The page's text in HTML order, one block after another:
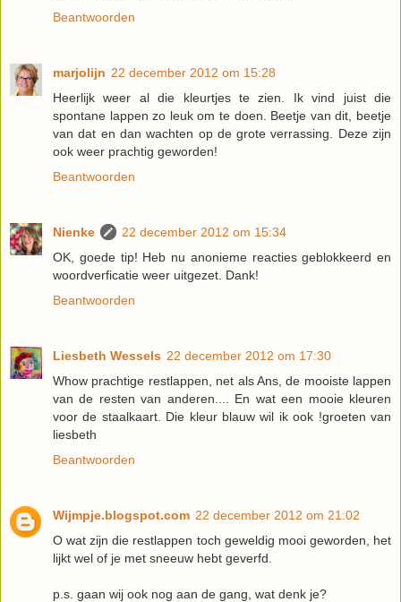
Beantwoorden
marjolijn 22 december 2012 om 15:28
Heerlijk weer al die kleurtjes te zien. Ik vind juist die
spontane lappen zo leuk om te doen. Beetje van dit, beetje
van dat en dan wachten op de grote verrassing. Deze zijn
ook weer prachtig geworden!
Beantwoorden
Nienke
22 december 2012 om 15:34
OK, goede tip! Heb nu anonieme reacties geblokkeerd en
woordverficatie weer uitgezet. Dank!
Beantwoorden
Liesbeth Wessels 22 december 2012 om 17:30
Whow prachtige restlappen, net als Ans, de mooiste lappen
van de resten van anderen.... En wat een mooie kleuren
voor de staalkaart. Die kleur blauw wil ik ook !groeten van
liesbeth
Beantwoorden
Wijmpje.blogspot.com 22 december 2012 om 21:02
O wat zijn die restlappen toch geweldig mooi geworden, het
lijkt wel of je met sneeuw hebt geverfd.
p.s. gaan wij ook nog aan de gang, wat denk je?